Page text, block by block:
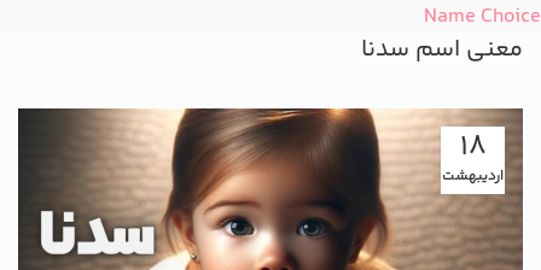
Name Choice
معنی اسم سدنا
18
اردیبهشت